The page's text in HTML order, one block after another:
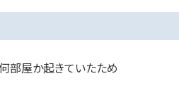
部屋か起きていたため